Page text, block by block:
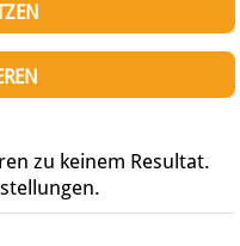
zu keinem Resultat.